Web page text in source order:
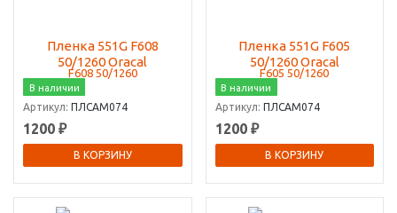
Пленка 551G F608
50/1260 Oracal
В наличии
Артикул: ПЛСАМ074
1200 ₽
В КОРЗИНУ
Пленка 551G F605
50/1260 Oracal
В наличии
Артикул: ПЛСАМ074
1200 ₽
В КОРЗИНУ